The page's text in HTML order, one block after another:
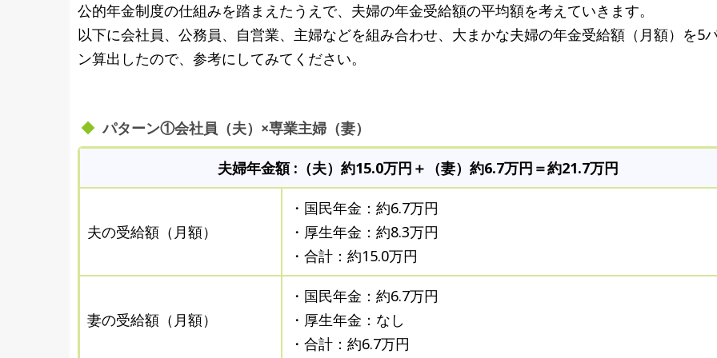
公的年金制度の仕組みを踏まえたうえで、夫婦の年金受給額の平均額を考えていきます。
以下に会社員、公務員、自営業、主婦などを組み合わせ、大まかな夫婦の年金受給額（月額）を5
ン算出したので、参考にしてみてください。
パターン①会社員（夫）×専業主婦（妻）
夫婦年金額 :（夫）約15.0万円＋（妻）約6.7万円＝約21.7万円
夫の受給額（月額）
・国民年金：約6.7万円
・厚生年金：約8.3万円
・合計：約15.0万円
妻の受給額（月額）
・国民年金：約6.7万円
・厚生年金：なし
・合計：約6.7万円